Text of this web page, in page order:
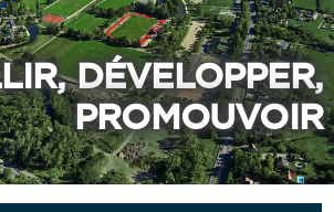
DÉVELOPPER,
PROMOUVOIR